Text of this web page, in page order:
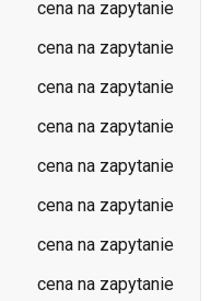
cena na zapytanie
cena na zapytanie
cena na zapytanie
cena na zapytanie
cena na zapytanie
cena na zapytanie
Dniepr → HumańUkraina